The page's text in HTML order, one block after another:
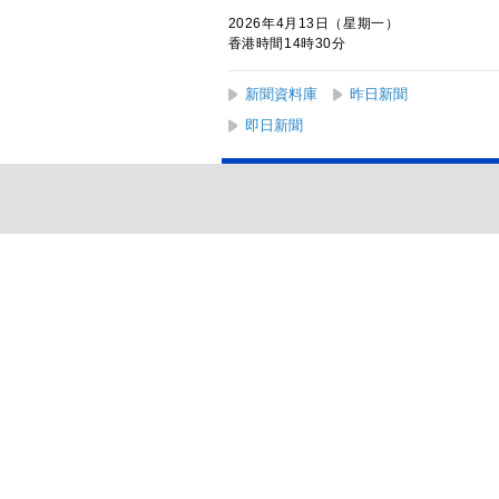
2026年4月13日（星期一）
香港時間14時30分
新聞資料庫 昨日新聞
即日新聞